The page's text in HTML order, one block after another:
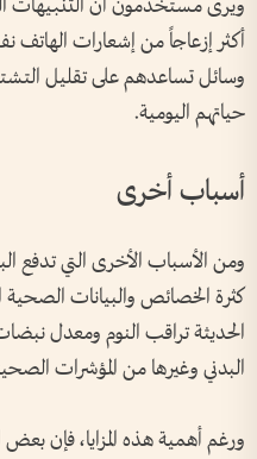
ويرى مستخدمون أن التنبيهات
أكثر إزعاجاً من إشعارات
وسائل تساعدهم على تقليل
حياتهم اليومية.
أسباب أخرى
ومن الأسباب الأخرى التي تدفع
كثرة الخصائص والبيانات الصحية
الحديثة تراقب النوم ومعدل
البدني وغيرها من المؤشرات
ورغم أهمية هذه المزايا، فإن